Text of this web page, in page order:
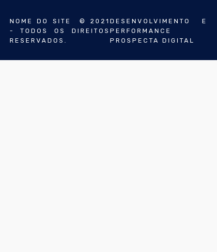
NOME DO SITE © 2021
- TODOS OS DIREITOS
RESERVADOS.
DESENVOLVIMENTO E
PERFORMANCE
PROSPECTA DIGITAL